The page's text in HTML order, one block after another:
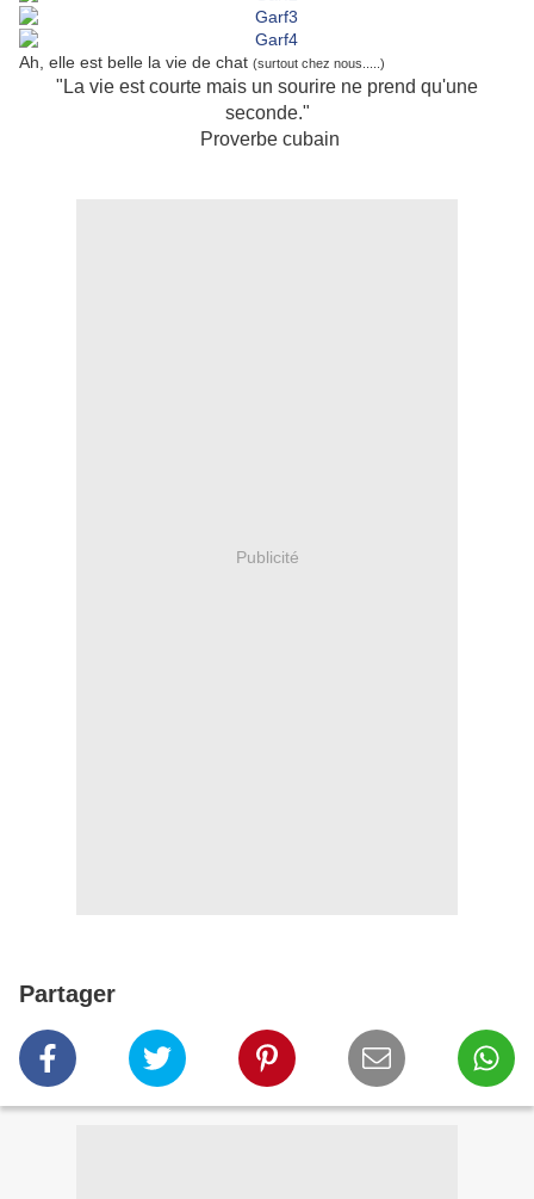
Ah, elle est belle la vie de chat (surtout chez nous.....)
"La vie est courte mais un sourire ne prend qu'une
seconde."
Proverbe cubain
Publicité
Partager